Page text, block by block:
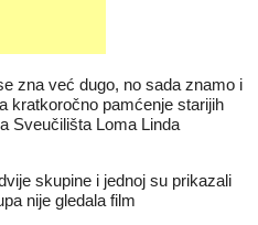
zna već dugo, no sada znamo i
kratkoročno pamćenje starijih
Sveučilišta Loma Linda
skupine i jednoj su prikazali
nije gledala film